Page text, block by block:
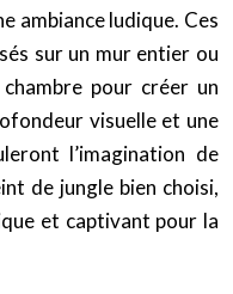
ambiance ludique. Ces
sur un mur entier ou
pour créer un
visuelle et une
l’imagination de
de jungle bien choisi,
et captivant pour la